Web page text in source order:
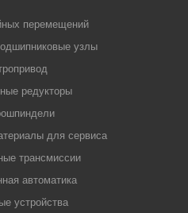
перемещений
узлы
редукторы
для сервиса
трансмиссии
автоматика
устройства